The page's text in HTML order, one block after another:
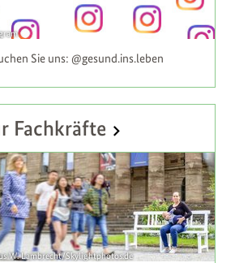
Sie uns: @gesund.ins.leben
Fachkräfte
W. Lambrecht/Skylightphotos.de